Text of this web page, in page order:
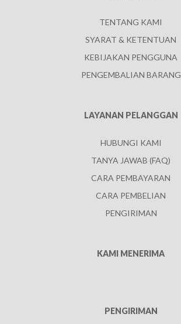
TENTANG KAMI
SYARAT & KETENTUAN
KEBIJAKAN PENGGUNA
PENGEMBALIAN BARANG
LAYANAN PELANGGAN
HUBUNGI KAMI
TANYA JAWAB (FAQ)
CARA PEMBAYARAN
CARA PEMBELIAN
PENGIRIMAN
KAMI MENERIMA
PENGIRIMAN